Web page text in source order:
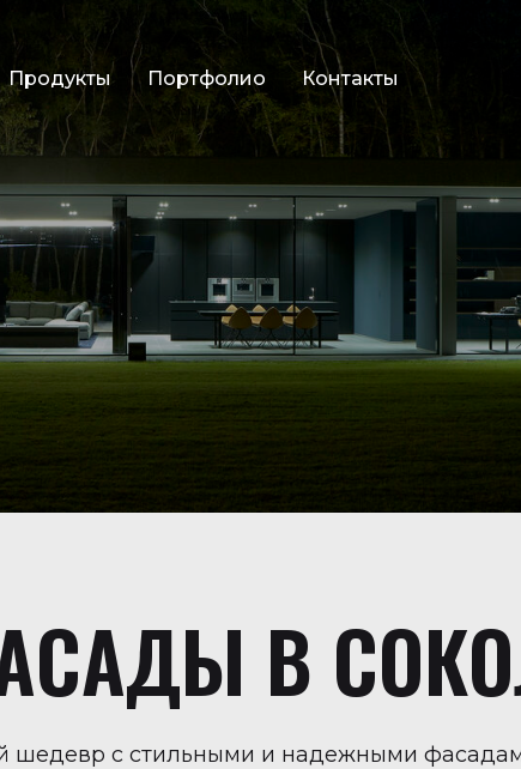
Продукты Портфолио Контакты
В
шедевр с стильными и надежными